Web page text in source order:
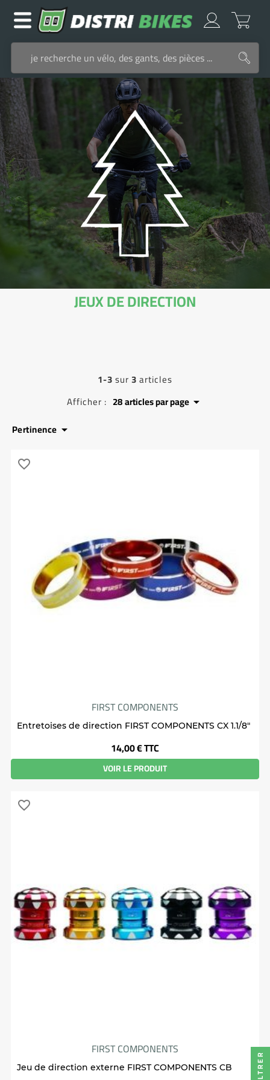
JEUX DE DIRECTION
1-3sur3articles
Afficher : 28articles par page
Pertinence 
FIRST COMPONENTS
Entretoises de direction FIRST COMPONENTS CX 1.1/8"
Prix
14,00 €TTC
VOIR LE PRODUIT
favorite_border
FIRST COMPONENTS
Jeu de direction externe FIRST COMPONENTS CB
favorite_border
FILTRER